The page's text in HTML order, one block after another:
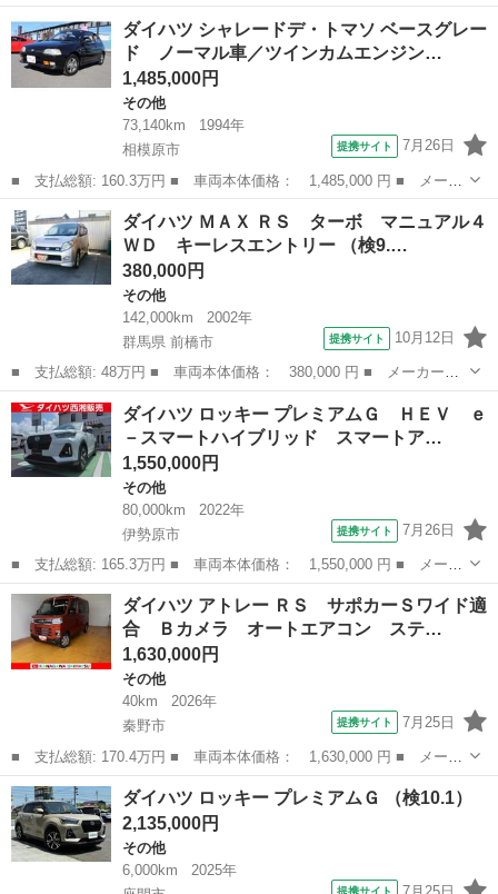
ー名： ダイハツ ■ 車種名： ロッキー ■ グレード名： プレミ
アム パワーウィンドウ フルオートエアコン Ａクルーズ サイド
エアバッ...
神奈川 横浜市 その他
ダイハツ シャレードデ・トマソ ベースグレー
ド ノーマル車／ツインカムエンジン…
1,485,000円
その他
73,140km
1994年
相模原市
提携サイト 7月26日
■ 支払総額: 160.3万円 ■ 車両本体価格： 1,485,000 円 ■ メーカ
ー名： ダイハツ ■ 車種名： シャレードデ・トマソ ■ グレード
名： ベースグレード ノーマル車／ツインカムエンジン／純正５速
ＭＴ／純...
神奈川 相模原市
ダイハツ ＭＡＸ ＲＳ ターボ マニュアル４
ＷＤ キーレスエントリー （検9.…
380,000円
その他
142,000km
2002年
群馬県 前橋市
提携サイト 10月12日
■ 支払総額: 48万円 ■ 車両本体価格： 380,000 円 ■ メーカー
名： ダイハツ ■ 車種名： ＭＡＸ ■ グレード名： ＲＳ ター
ボ マニュアル４ＷＤ キーレスエントリー ■ 排気量： 660cc ■
ドア枚...
群馬 前橋市 その他
ダイハツ ロッキー プレミアムＧ ＨＥＶ ｅ
－スマートハイブリッド スマートア…
1,550,000円
その他
80,000km
2022年
伊勢原市
提携サイト 7月26日
■ 支払総額: 165.3万円 ■ 車両本体価格： 1,550,000 円 ■ メーカ
ー名： ダイハツ ■ 車種名： ロッキー ■ グレード名： プレミ
アムＧ ＨＥＶ ｅ－スマートハイブリッド スマートアシスト 純
正ワイド...
神奈川 伊勢原市
ダイハツ アトレー ＲＳ サポカーＳワイド適
合 Ｂカメラ オートエアコン ステ…
1,630,000円
その他
40km
2026年
秦野市
提携サイト 7月25日
■ 支払総額: 170.4万円 ■ 車両本体価格： 1,630,000 円 ■ メーカ
ー名： ダイハツ ■ 車種名： アトレー ■ グレード名： ＲＳ
サポカーＳワイド適合 Ｂカメラ オートエアコン ステアリングス
イッチ ...
神奈川 秦野市 その他
ダイハツ ロッキー プレミアムＧ （検10.1）
2,135,000円
その他
6,000km
2025年
提携サイト